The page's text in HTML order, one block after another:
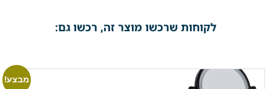
לקוחות שרכשו מוצר זה, רכשו גם:
מבצע!